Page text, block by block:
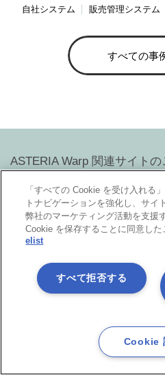
自社システム
販売管理システム
すべての事
ASTERIA Warp 関連サイトの
技術情報をお探
ASTERIA Warp
（ADN）サイト
ASTERIA Warp
Asteria Park
アステリア製品デベ
「すべての Cookie を受け入れる
トナビゲーションを強化し、サイ
弊社のマーケティング活動を支援
Cookie を保存することに同意した
elist
すべて拒否する
Cookie